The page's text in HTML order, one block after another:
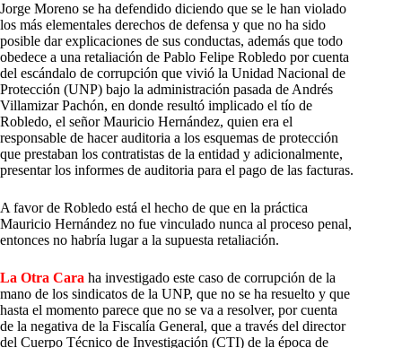
Jorge Moreno se ha defendido diciendo que se le han violado
los más elementales derechos de defensa y que no ha sido
posible dar explicaciones de sus conductas, además que todo
obedece a una retaliación de Pablo Felipe Robledo por cuenta
del escándalo de corrupción que vivió la Unidad Nacional de
Protección (UNP) bajo la administración pasada de Andrés
Villamizar Pachón, en donde resultó implicado el tío de
Robledo, el señor Mauricio Hernández, quien era el
responsable de hacer auditoria a los esquemas de protección
que prestaban los contratistas de la entidad y adicionalmente,
presentar los informes de auditoria para el pago de las facturas.
A favor de Robledo está el hecho de que en la práctica
Mauricio Hernández no fue vinculado nunca al proceso penal,
entonces no habría lugar a la supuesta retaliación.
La Otra Cara ha investigado este caso de corrupción de la
mano de los sindicatos de la UNP, que no se ha resuelto y que
hasta el momento parece que no se va a resolver, por cuenta
de la negativa de la Fiscalía General, que a través del director
del Cuerpo Técnico de Investigación (CTI) de la época de